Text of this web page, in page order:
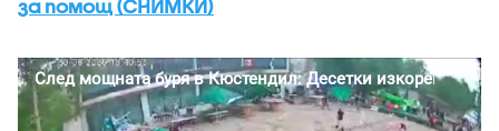
за помощ (СНИМКИ)